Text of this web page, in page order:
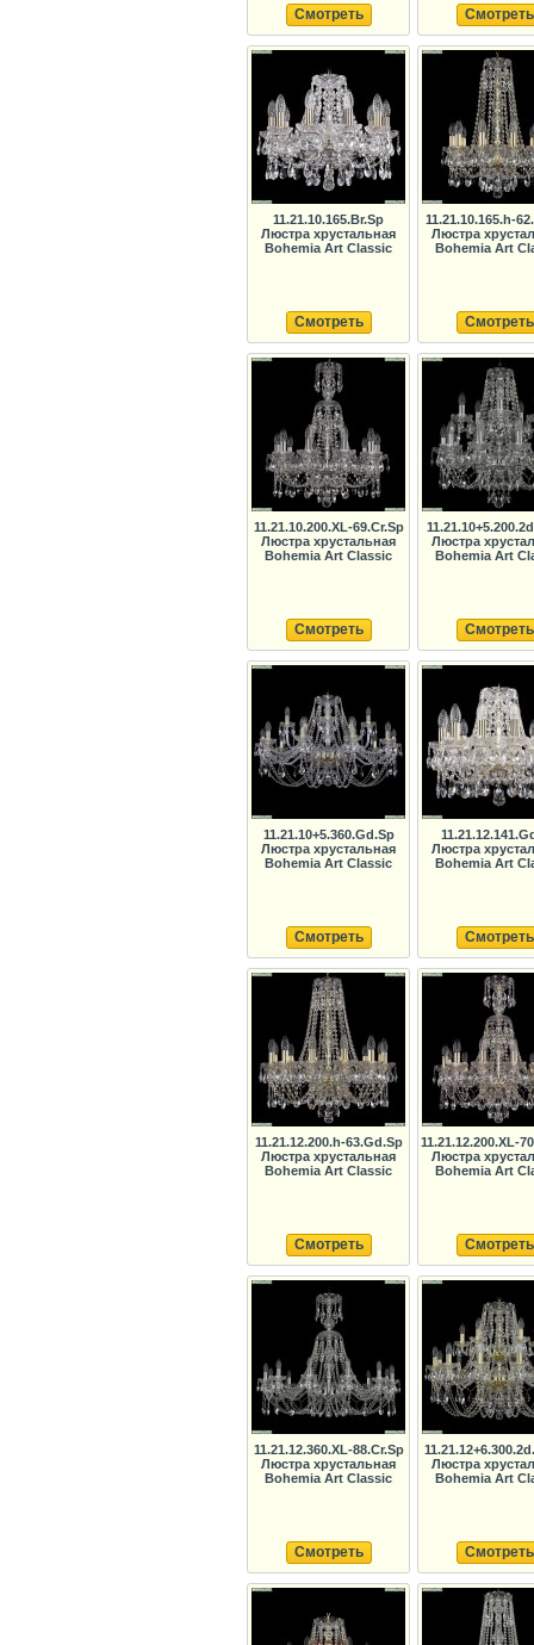
Смотреть Смотреть
11.21.10.165.Br.Sp
Люстра хрустальная
Bohemia Art Classic
Смотреть
11.21.10.165.h-
Люстра
Bohemia Art
Смотреть
11.21.10.200.XL-69.Cr.Sp
Люстра хрустальная
Bohemia Art Classic
Смотреть
Люстра
Bohemia Art
Смотреть
11.21.10+5.360.Gd.Sp
Люстра хрустальная
Bohemia Art Classic
Смотреть
Люстра
Bohemia Art
Смотреть
11.21.12.200.h-63.Gd.Sp
Люстра хрустальная
Bohemia Art Classic
Смотреть
11.21.12.200.XL-
Люстра
Bohemia Art
Смотреть
11.21.12.360.XL-88.Cr.Sp
Люстра хрустальная
Bohemia Art Classic
Смотреть
Люстра
Bohemia Art
Смотреть